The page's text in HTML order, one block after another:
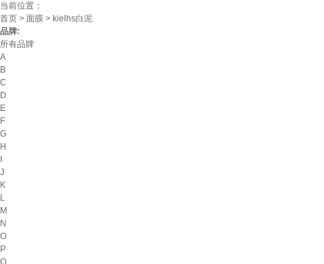
当前位置：
首页 > 面膜 > kielhs白泥
品牌:
所有品牌
A
B
C
D
E
F
G
H
J
K
L
M
N
O
P
Q